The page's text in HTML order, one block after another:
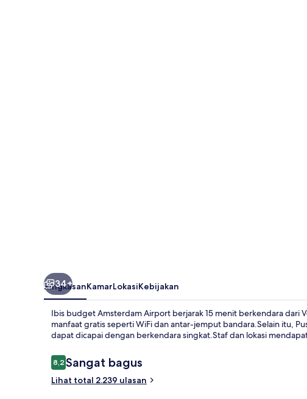
34+
RingkasanKamarLokasiKebijakan
Ibis budget Amsterdam Airport berjarak 15 menit berkendara dari
manfaat gratis seperti WiFi dan antar-jemput bandara.Selain itu,
dapat dicapai dengan berkendara singkat.Staf dan lokasi
Ulasan
8,28,2 dari 10
Sangat bagus
Lihat total 2.239 ulasan